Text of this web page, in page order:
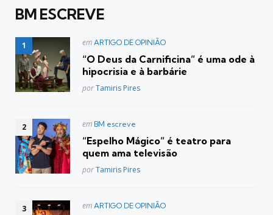
BM ESCREVE
Postado
em ARTIGO DE OPINIÃO
“O Deus da Carnificina” é uma ode à
hipocrisia e à barbárie
Posted
porTamiris Pires
Postado
em BM escreve
“Espelho Mágico” é teatro para
quem ama televisão
Posted
porTamiris Pires
Postado
em ARTIGO DE OPINIÃO